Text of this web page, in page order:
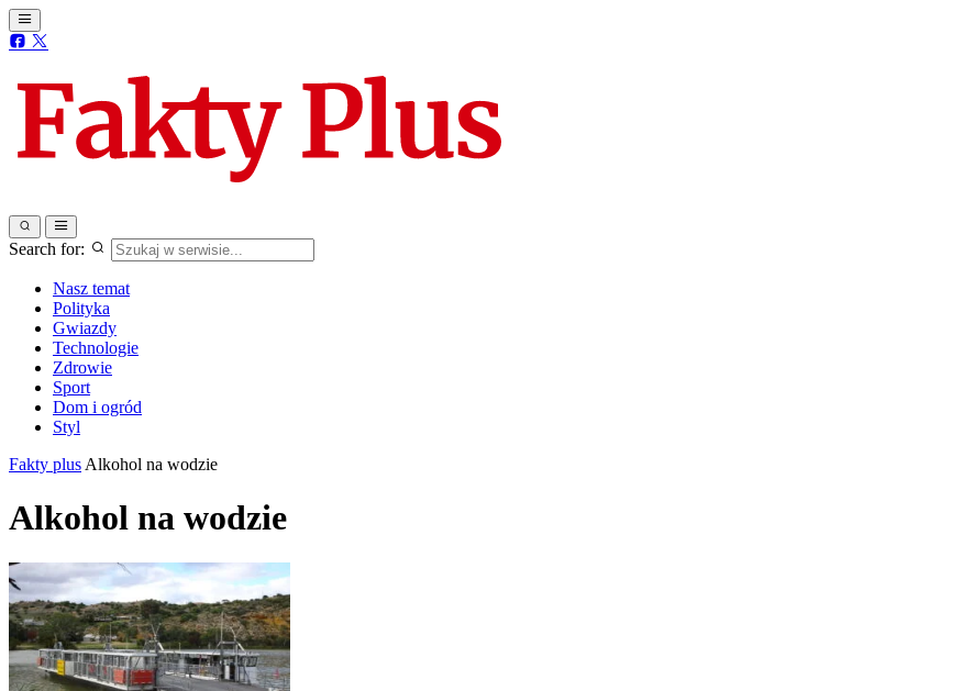
Search for:
Nasz temat
Polityka
Gwiazdy
Technologie
Zdrowie
Sport
Dom i ogród
Styl
Fakty plus Alkohol na wodzie
Alkohol na wodzie